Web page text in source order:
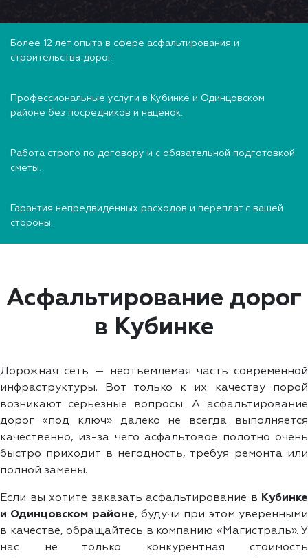
Более 12 лет опыта в сфере асфальтирования и
строительства дорог.
Профессиональные услуги в Кубинке и Одинцовском
районе без посредников и наценок.
Работа строго по договору и с обязательной подготовкой
сметы.
Гарантия непредвиденных расходов и переплат с вашей
стороны.
Асфальтирование дорог
в Кубинке
Дорожная сеть — неотъемлемая часть современной
инфраструктуры. Вот только к их качеству порой
возникают серьезные вопросы. А асфальтирование
дорог «под ключ» далеко не всегда выполняется
качественно, из-за чего асфальтовое полотно очень
быстро приходит в негодность, требуя ремонта или
полной замены.
Если вы хотите заказать асфальтирование в Кубинке
и Одинцовском районе, будучи при этом уверенными
в качестве, обращайтесь в компанию «Магистраль». У
нас не только конкурентная стоимость